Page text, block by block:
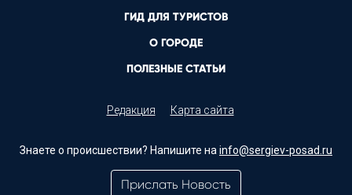
ГИД ДЛЯ ТУРИСТОВ
О ГОРОДЕ
ПОЛЕЗНЫЕ СТАТЬИ
Редакция Карта сайта
Знаете о происшествии? Напишите наinfo@sergiev-posad.ru
Прислать Новость